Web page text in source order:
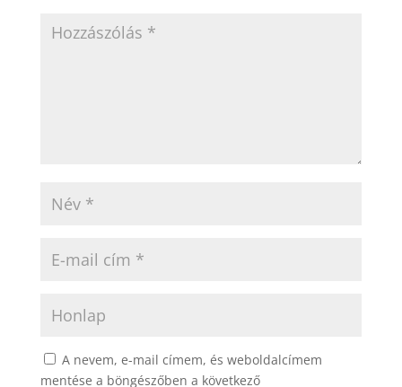
A nevem, e-mail címem, és weboldalcímem
mentése a böngészőben a következő